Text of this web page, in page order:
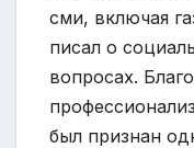
сми, включая
писал о
вопросах.
был признан